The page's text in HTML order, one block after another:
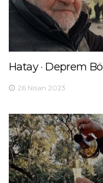
Hatay · Deprem
26 Nisan 2023